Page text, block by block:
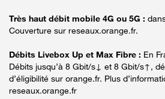
Très haut débit mobile 4G ou 5G :
Couverture sur reseaux.orange.fr.
Débits Livebox Up et Max Fibre : En
Débits jusqu’à 8 Gbit/s↓ et 8 Gbit/s↑,
d’éligibilité sur orange.fr. Plus
reseaux.orange.fr